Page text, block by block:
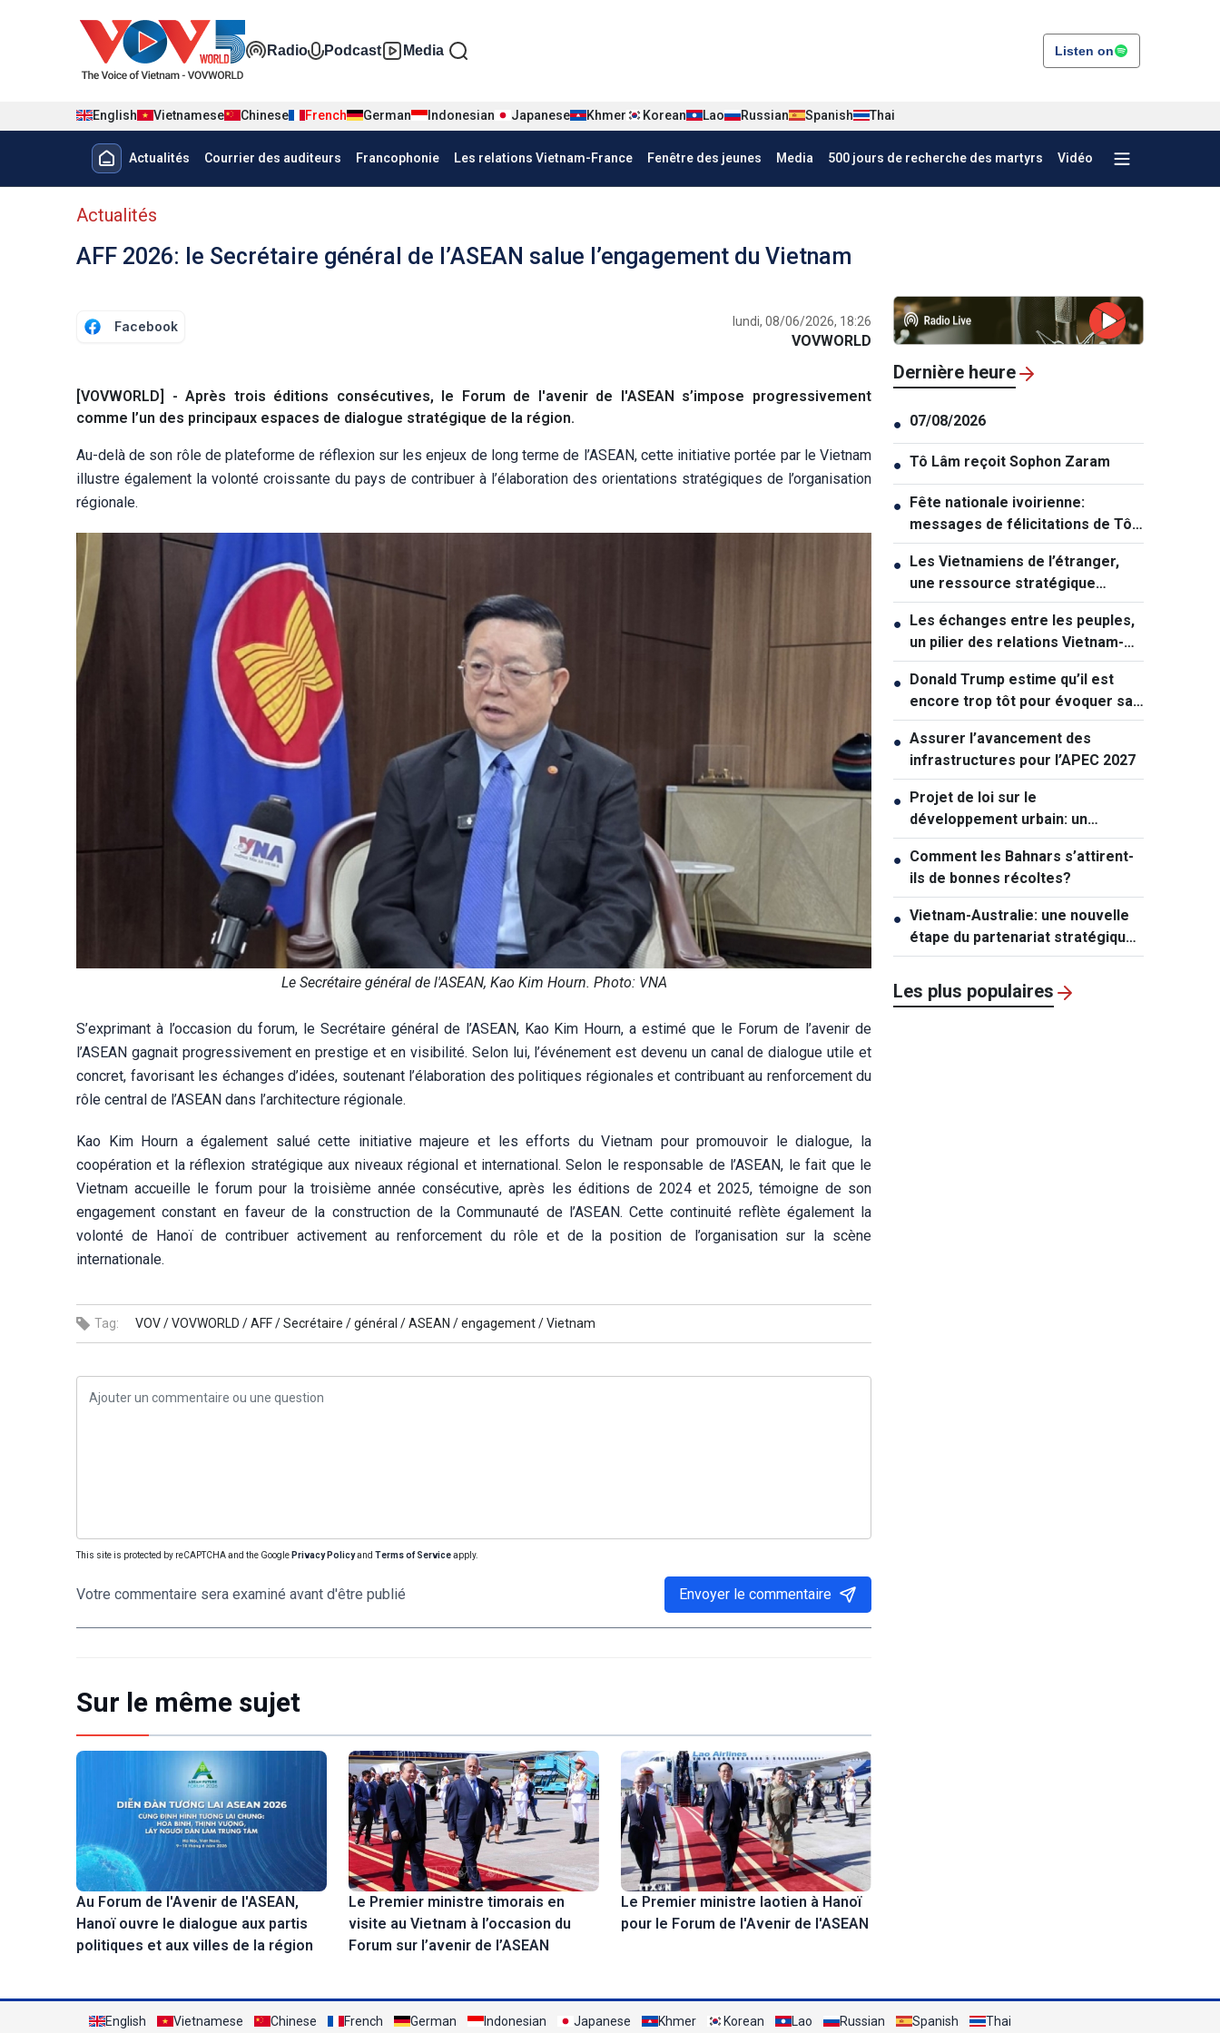
Đa phương tiện tiếng Pháp
Radio Podcast Media Listen on
English Vietnamese Chinese French German Indonesian Japanese Khmer Korean Lao Russian Spanish Thai
Menu trang chủ tiếng Pháp
Actualités Courrier des auditeurs Francophonie Les relations Vietnam-France Fenêtre des jeunes Media 500 jours de recherche des martyrs Vidéo
menu phụ tiếng Pháp
Actualités
AFF 2026: le Secrétaire général de l’ASEAN salue l’engagement du Vietnam
Facebook lundi, 08/06/2026, 18:26
VOVWORLD
[VOVWORLD] - Après trois éditions consécutives, le Forum de l'avenir de l'ASEAN s’impose progressivement
comme l’un des principaux espaces de dialogue stratégique de la région.
Au-delà de son rôle de plateforme de réflexion sur les enjeux de long terme de l’ASEAN, cette initiative portée par le Vietnam
illustre également la volonté croissante du pays de contribuer à l’élaboration des orientations stratégiques de l’organisation
régionale.
Le Secrétaire général de l'ASEAN, Kao Kim Hourn. Photo: VNA
S’exprimant à l’occasion du forum, le Secrétaire général de l’ASEAN, Kao Kim Hourn, a estimé que le Forum de l’avenir de
l’ASEAN gagnait progressivement en prestige et en visibilité. Selon lui, l’événement est devenu un canal de dialogue utile et
concret, favorisant les échanges d’idées, soutenant l’élaboration des politiques régionales et contribuant au renforcement du
rôle central de l’ASEAN dans l’architecture régionale.
Kao Kim Hourn a également salué cette initiative majeure et les efforts du Vietnam pour promouvoir le dialogue, la
coopération et la réflexion stratégique aux niveaux régional et international. Selon le responsable de l’ASEAN, le fait que le
Vietnam accueille le forum pour la troisième année consécutive, après les éditions de 2024 et 2025, témoigne de son
engagement constant en faveur de la construction de la Communauté de l’ASEAN. Cette continuité reflète également la
volonté de Hanoï de contribuer activement au renforcement du rôle et de la position de l’organisation sur la scène
internationale.
Tag: VOV /VOVWORLD /AFF /Secrétaire /général /ASEAN /engagement /Vietnam
This site is protected by reCAPTCHA and the Google Privacy Policyand Terms of Serviceapply.
Votre commentaire sera examiné avant d'être publié Envoyer le commentaire
Sur le même sujet
Au Forum de l'Avenir de l'ASEAN,
Hanoï ouvre le dialogue aux partis
politiques et aux villes de la région
Le Premier ministre timorais en
visite au Vietnam à l’occasion du
Forum sur l’avenir de l’ASEAN
Le Premier ministre laotien à Hanoï
pour le Forum de l'Avenir de l'ASEAN
Dernière heure
● 07/08/2026
● Tô Lâm reçoit Sophon Zaram
● Fête nationale ivoirienne:
messages de félicitations de Tô
Lâm et de Lê Hoài Trung
● Les Vietnamiens de l’étranger,
une ressource stratégique
majeure contribuant au
renforcement de la puissance
nationale
● Les échanges entre les peuples,
un pilier des relations Vietnam-
Australie
● Donald Trump estime qu’il est
encore trop tôt pour évoquer sa
succession politique
● Assurer l’avancement des
infrastructures pour l’APEC 2027
● Projet de loi sur le
développement urbain: un
mécanisme exceptionnel pour Hô
Chi Minh-ville
● Comment les Bahnars s’attirent-
ils de bonnes récoltes?
● Vietnam-Australie: une nouvelle
étape du partenariat stratégique
global
Les plus populaires
English Vietnamese Chinese French German Indonesian Japanese Khmer Korean Lao Russian Spanish Thai